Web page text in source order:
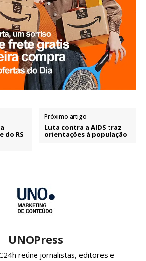
do RS
Próximo artigo
Luta contra a AIDS traz
orientações à população
UNOPress
reúne jornalistas, editores e